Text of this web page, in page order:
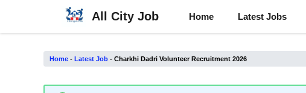
content
All City Job Home Latest Jobs
Home - Latest Job - Charkhi Dadri Volunteer Recruitment 2026